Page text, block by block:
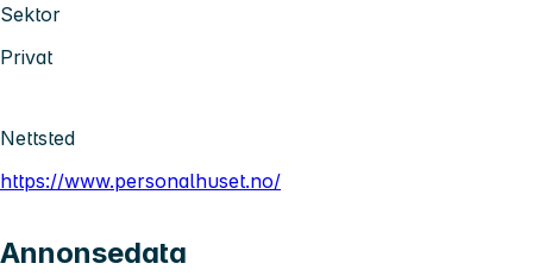
Sektor
Privat
Nettsted
https://www.personalhuset.no/
Annonsedata